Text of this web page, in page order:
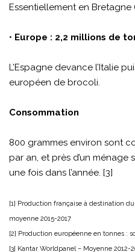
Essentiellement en Bretagne
• Europe : 2,2 millions de
L’Espagne devance l’Italie
européen de brocoli.
Consommation
800 grammes environ sont
par an, et près d’un ménage
une fois dans l’année. [3]
[1] Production française à destination
moyenne 2015-2017
[2] Production européenne en tonnes :
[3] Kantar Worldpanel – Moyenne 2012-